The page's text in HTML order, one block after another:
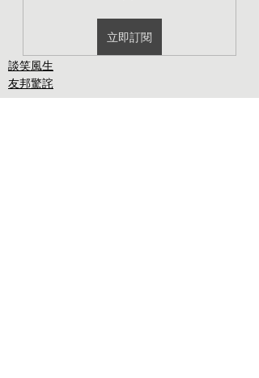
立即訂閱
談笑風生
友邦驚詫